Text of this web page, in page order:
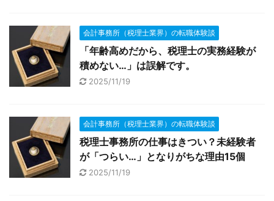
会計事務所（税理士業界）の転職体験談
「年齢高めだから、税理士の実務経験が
積めない…」は誤解です。
2025/11/19
会計事務所（税理士業界）の転職体験談
税理士事務所の仕事はきつい？未経験者
が「つらい…」となりがちな理由15個
2025/11/19